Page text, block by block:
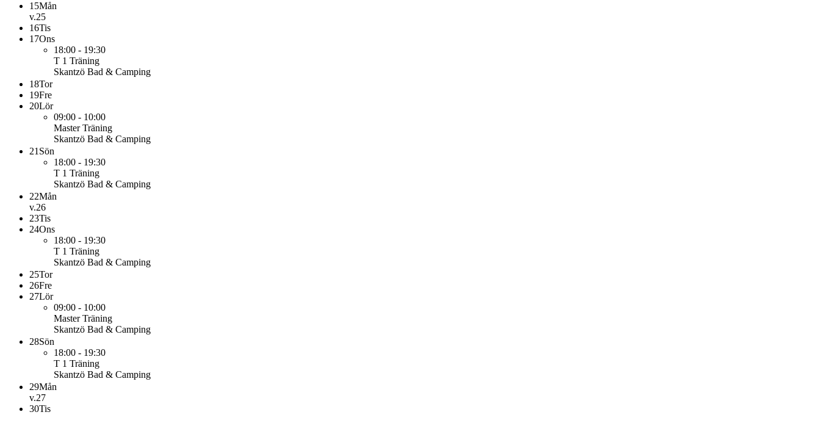
15Mån
v.25
16Tis
17Ons
18:00 - 19:30
T 1 Träning
Skantzö Bad & Camping
18Tor
19Fre
20Lör
09:00 - 10:00
Master Träning
Skantzö Bad & Camping
21 Sön
18:00 - 19:30
T 1 Träning
Skantzö Bad & Camping
22Mån
v.26
23Tis
24Ons
18:00 - 19:30
T 1 Träning
Skantzö Bad & Camping
25Tor
26Fre
27Lör
09:00 - 10:00
Master Träning
Skantzö Bad & Camping
28Sön
18:00 - 19:30
T 1 Träning
Skantzö Bad & Camping
29Mån
v.27
30Tis